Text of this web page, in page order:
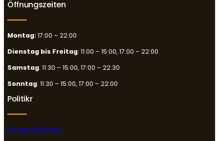
Öffnungszeiten
Montag:17:00 – 22:00
Dienstag bis Freitag: 11:00 – 15:00, 17:00 – 22:00
Samstag: 11:30 – 15:00, 17:00 – 22:30
Sonntag: 11:30 – 15:00, 17:00 – 22:00
Politikr
Cookie-Richtlinie